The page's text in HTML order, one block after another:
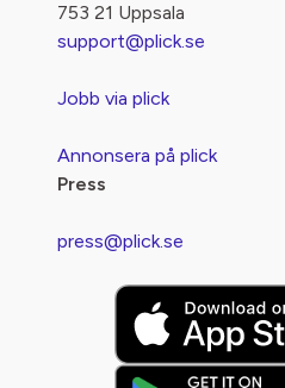
753 21 Uppsala
support@plick.se
Jobb via plick
Annonsera på plick
Press
press@plick.se